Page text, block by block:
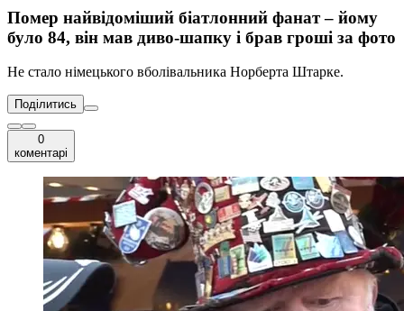
Помер найвідоміший біатлонний фанат – йому
було 84, він мав диво-шапку і брав гроші за фото
Не стало німецького вболівальника Норберта Штарке.
Поділитись
0
коментарі